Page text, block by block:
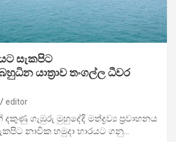
සැකපිට
යාත්‍රාව තංගල්ල ධීවර
editor
දකුණු ගැඹුරු මුහුදේදි මත්ද්‍රව්‍ය ප්‍රවාහනය
නාවික හමුදා භාරයට ගනු…